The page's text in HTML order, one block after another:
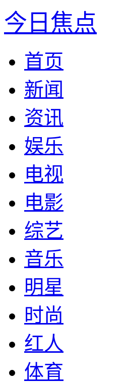
今日焦点
首页
新闻
资讯
娱乐
电视
电影
综艺
音乐
明星
时尚
红人
体育